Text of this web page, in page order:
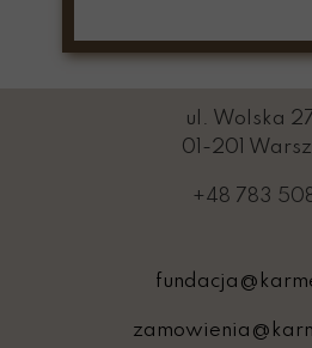
+48 783
ul. Wolska
01-201